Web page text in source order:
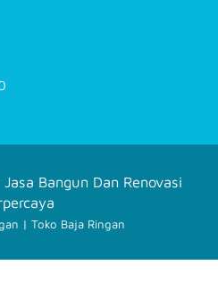
Bangun Dan Renovasi
| Toko Baja Ringan